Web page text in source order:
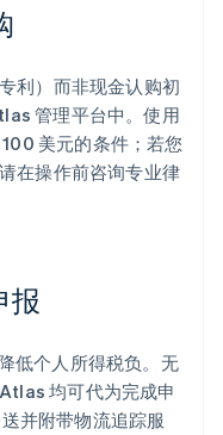
利）而非现金认购初
管理平台中。使用
美元的条件；若您
在操作前咨询专业律
报
低个人所得税负。无
均可代为完成申
并附带物流追踪服